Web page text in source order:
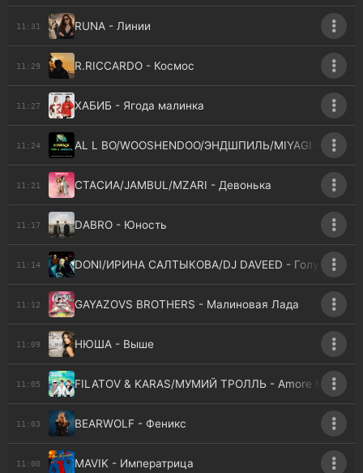
11:31 RUNA - Линии
11:29 R.RICCARDO - Космос
11:27 ХАБИБ - Ягода малинка
11:24 AL L BO/WOOSHENDOO/ЭНДШПИЛЬ/MIYAGI - Тамада
11:21 СТАСИА/JAMBUL/MZARI - Девонька
11:17 DABRO - Юность
11:14 DONI/ИРИНА САЛТЫКОВА/DJ DAVEED - Голубые
11:12 GAYAZOVS BROTHERS - Малиновая Лада
11:09 НЮША - Выше
11:05 FILATOV & KARAS/МУМИЙ ТРОЛЛЬ - Amore Море,
11:03 BEARWOLF - Феникс
11:00 MAVIK - Императрица